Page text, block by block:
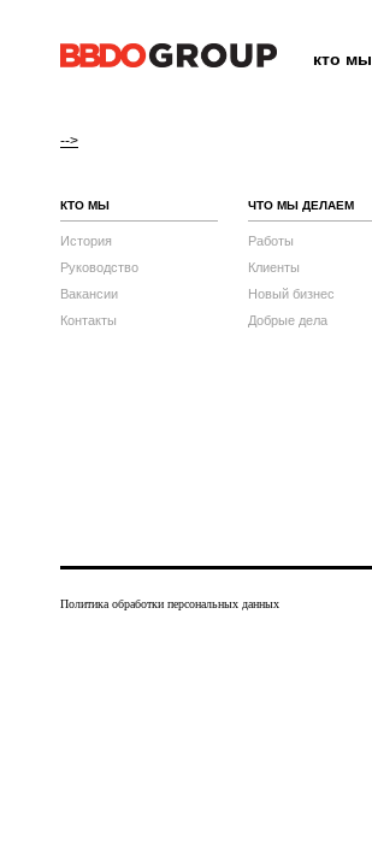
кто мы
-->
КТО МЫ
История
Руководство
Вакансии
Контакты
ЧТО МЫ ДЕЛАЕМ
Работы
Клиенты
Новый бизнес
Добрые дела
Политика обработки персональных данных